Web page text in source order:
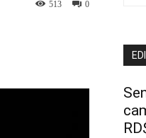
0
513